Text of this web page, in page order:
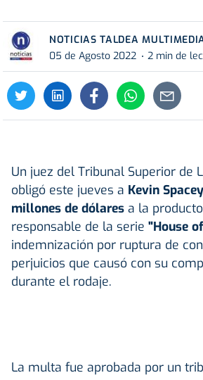
NOTICIAS TALDEA
05 de Agosto 2022
2 min de
Un juez del Tribunal Superior de
obligó este jueves a Kevin Spacey
millones de dólares a la
responsable de la serie "House
indemnización por ruptura de
perjuicios que causó con su
durante el rodaje.
La multa fue aprobada por un